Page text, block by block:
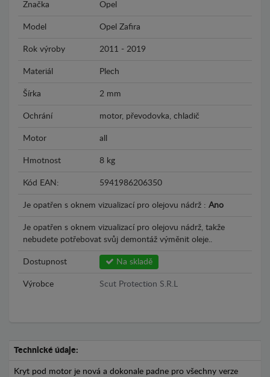
Značka Opel
Model Opel Zafira
Rok výroby 2011 - 2019
Materiál Plech
Šírka 2 mm
Ochrání motor, převodovka, chladič
Motor all
Hmotnost 8 kg
Kód EAN: 5941986206350
Je opatřen s oknem vizualizací pro olejovu nádrž : Ano
Je opatřen s oknem vizualizací pro olejovu nádrž, takže
nebudete potřebovat svůj demontáž výměnit oleje..
Dostupnost Na skladě
Výrobce Scut Protection S.R.L
Technické údaje:
Kryt pod motor je nová a dokonale padne pro všechny verze